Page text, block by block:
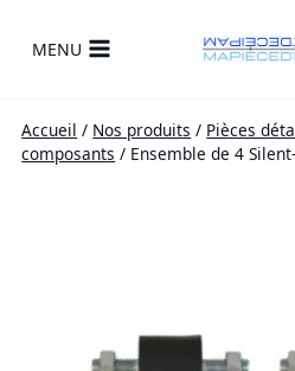
MENU
Accueil / Nos produits / Pièces
composants / Ensemble de 4